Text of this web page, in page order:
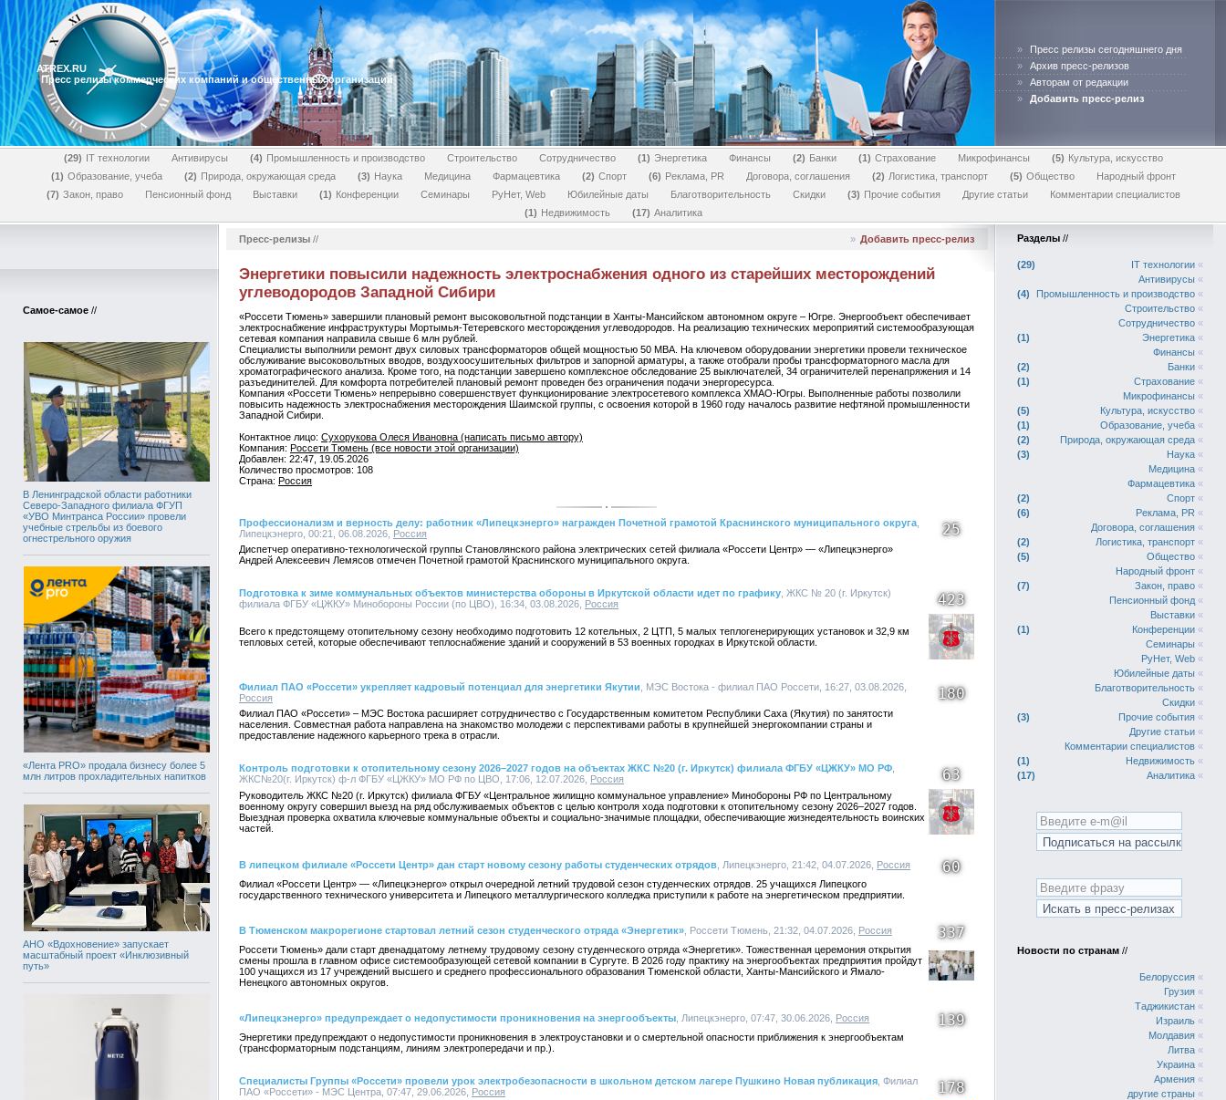
ATREX.RU
Пресс релизы коммерческих компаний и общественных организаций
»
Пресс релизы сегодняшнего дня
»
Архив пресс-релизов
»
Авторам от редакции
»
Добавить пресс-релиз
29 IT технологии Антивирусы 4 Промышленность и производство Строительство Сотрудничество 1 Энергетика Финансы 2 Банки 1 Страхование Микрофинансы 5
Культура, искусство
1
Образование, учеба 2 Природа, окружающая среда 3 Наука Медицина Фармацевтика 2 Спорт 6 Реклама, PR Договора, соглашения 2 Логистика, транспорт 5 Общество
Народный фронт
7
Закон, право Пенсионный фонд Выставки 1 Конференции Семинары РуНет, Web Юбилейные даты Благотворительность Скидки 3 Прочие события Другие статьи
Комментарии специалистов
1
Недвижимость 17 Аналитика
Самое-самое //
В Ленинградской области работники
Северо-Западного филиала ФГУП
«УВО Минтранса России» провели
учебные стрельбы из боевого
огнестрельного оружия
«Лента PRO» продала бизнесу более 5
млн литров прохладительных напитков
АНО «Вдохновение» запускает
масштабный проект «Инклюзивный
путь»
Пресс-релизы // » Добавить пресс-релиз
Энергетики повысили надежность электроснабжения одного из старейших месторождений
углеводородов Западной Сибири
«Россети Тюмень» завершили плановый ремонт высоковольтной подстанции в Ханты-Мансийском автономном округе – Югре. Энергообъект обеспечивает
электроснабжение инфраструктуры Мортымья-Тетеревского месторождения углеводородов. На реализацию технических мероприятий системообразующая
сетевая компания направила свыше 6 млн рублей.
Специалисты выполнили ремонт двух силовых трансформаторов общей мощностью 50 МВА. На ключевом оборудовании энергетики провели техническое
обслуживание высоковольтных вводов, воздухоосушительных фильтров и запорной арматуры, а также отобрали пробы трансформаторного масла для
хроматографического анализа. Кроме того, на подстанции завершено комплексное обследование 25 выключателей, 34 ограничителей перенапряжения и 14
разъединителей. Для комфорта потребителей плановый ремонт проведен без ограничения подачи энергоресурса.
Компания «Россети Тюмень» непрерывно совершенствует функционирование электросетевого комплекса ХМАО-Югры. Выполненные работы позволили
повысить надежность электроснабжения месторождения Шаимской группы, с освоения которой в 1960 году началось развитие нефтяной промышленности
Западной Сибири.
Контактное лицо: Сухорукова Олеся Ивановна (написать письмо автору)
Компания: Россети Тюмень (все новости этой организации)
Добавлен: 22:47, 19.05.2026
Количество просмотров: 108
Страна: Россия
Профессионализм и верность делу: работник «Липецкэнерго» награжден Почетной грамотой Краснинского муниципального округа
Липецкэнерго, 00:21, 06.08.2026, Россия 25
Диспетчер оперативно-технологической группы Становлянского района электрических сетей филиала «Россети Центр» — «Липецкэнерго»
Андрей Алексеевич Лемясов отмечен Почетной грамотой Краснинского муниципального округа.
Подготовка к зиме коммунальных объектов министерства обороны в Иркутской области идет по графику , ЖКС № 20 (г. Иркутск)
филиала ФГБУ «ЦЖКУ» Минобороны России (по ЦВО), 16:34, 03.08.2026, Россия 423
Всего к предстоящему отопительному сезону необходимо подготовить 12 котельных, 2 ЦТП, 5 малых теплогенерирующих установок и 32,9 км
тепловых сетей, которые обеспечивают теплоснабжение зданий и сооружений в 53 военных городках в Иркутской области.
Филиал ПАО «Россети» укрепляет кадровый потенциал для энергетики Якутии , МЭС Востока - филиал ПАО Россети, 16:27, 03.08.2026,
Россия
180
Филиал ПАО «Россети» – МЭС Востока расширяет сотрудничество с Государственным комитетом Республики Саха (Якутия) по занятости
населения. Совместная работа направлена на знакомство молодежи с перспективами работы в крупнейшей энергокомпании страны и
предоставление надежного карьерного трека в отрасли.
Контроль подготовки к отопительному сезону 2026–2027 годов на объектах ЖКС №20 (г. Иркутск) филиала ФГБУ «ЦЖКУ» МО РФ
ЖКС№20(г. Иркутск) ф-л ФГБУ «ЦЖКУ» МО РФ по ЦВО, 17:06, 12.07.2026, Россия 63
Руководитель ЖКС №20 (г. Иркутск) филиала ФГБУ «Центральное жилищно коммунальное управление» Минобороны РФ по Центральному
военному округу совершил выезд на ряд обслуживаемых объектов с целью контроля хода подготовки к отопительному сезону 2026–2027 годов.
Выездная проверка охватила ключевые коммунальные объекты и социально-значимые площадки, обеспечивающие жизнедеятельность воинских
частей.
В липецком филиале «Россети Центр» дан старт новому сезону работы студенческих отрядов , Липецкэнерго, 21:42, 04.07.2026, Россия 60
Филиал «Россети Центр» — «Липецкэнерго» открыл очередной летний трудовой сезон студенческих отрядов. 25 учащихся Липецкого
государственного технического университета и Липецкого металлургического колледжа приступили к работе на энергетическом предприятии.
В Тюменском макрорегионе стартовал летний сезон студенческого отряда «Энергетик» , Россети Тюмень, 21:32, 04.07.2026, Россия 337
Россети Тюмень» дали старт двенадцатому летнему трудовому сезону студенческого отряда «Энергетик». Тожественная церемония открытия
смены прошла в главном офисе системообразующей сетевой компании в Сургуте. В 2026 году практику на энергообъектах предприятия пройдут
100 учащихся из 17 учреждений высшего и среднего профессионального образования Тюменской области, Ханты-Мансийского и Ямало-
Ненецкого автономных округов.
«Липецкэнерго» предупреждает о недопустимости проникновения на энергообъекты , Липецкэнерго, 07:47, 30.06.2026, Россия 139
Энергетики предупреждают о недопустимости проникновения в электроустановки и о смертельной опасности приближения к энергообъектам
(трансформаторным подстанциям, линиям электропередачи и пр.).
Специалисты Группы «Россети» провели урок электробезопасности в школьном детском лагере Пушкино Новая публикация , Филиал
ПАО «Россети» - МЭС Центра, 07:47, 29.06.2026, Россия 178
Разделы //
29 IT технологии «
Антивирусы «
4
Промышленность и производство «
Строительство «
Сотрудничество «
1
Энергетика «
Финансы «
2
Банки «
1
Страхование «
Микрофинансы «
5
Культура, искусство «
1
Образование, учеба «
2
Природа, окружающая среда «
3
Наука «
Медицина «
Фармацевтика «
2
Спорт «
6
Реклама, PR «
Договора, соглашения «
2
Логистика, транспорт «
5
Общество «
Народный фронт «
7
Закон, право «
Пенсионный фонд «
Выставки «
1
Конференции «
Семинары «
РуНет, Web «
Юбилейные даты «
Благотворительность «
Скидки «
3
Прочие события «
Другие статьи «
Комментарии специалистов «
1
Недвижимость «
17
Аналитика «
Новости по странам //
Белоруссия «
Грузия «
Таджикистан «
Израиль «
Молдавия «
Литва «
Украина «
Армения «
другие страны «